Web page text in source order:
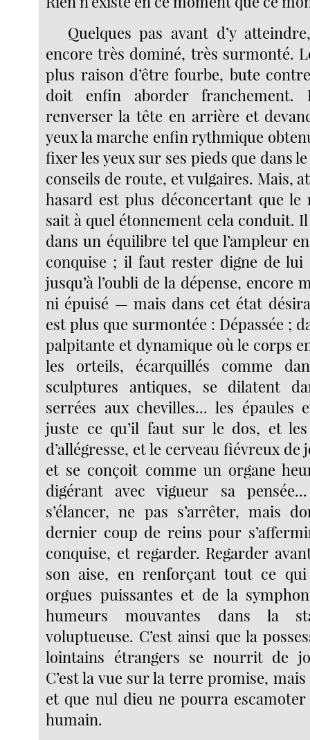
Quelques pas avant d’y
encore très dominé, très surmonté.
plus raison d’être fourbe, bute
doit enfin aborder
renverser la tête en arrière et
yeux la marche enfin rythmique
fixer les yeux sur ses pieds que dans
conseils de route, et vulgaires. Mais,
hasard est plus déconcertant que le
sait à quel étonnement cela conduit.
dans un équilibre tel que l’ampleur
conquise ; il faut rester digne de
jusqu’à l’oubli de la dépense, encore
ni épuisé — mais dans cet état
est plus que surmontée : Dépassée ;
palpitante et dynamique où le corps
les orteils, écarquillés comme
sculptures antiques, se dilatent
serrées aux chevilles... les épaules
juste ce qu’il faut sur le dos, et
d’allégresse, et le cerveau fiévreux
et se conçoit comme un organe
digérant avec vigueur sa
s’élancer, ne pas s’arrêter, mais
dernier coup de reins pour
conquise, et regarder. Regarder
son aise, en renforçant tout ce qui
orgues puissantes et de la
humeurs mouvantes dans la
voluptueuse. C’est ainsi que la
lointains étrangers se nourrit de
C’est la vue sur la terre promise,
et que nul dieu ne pourra
humain.